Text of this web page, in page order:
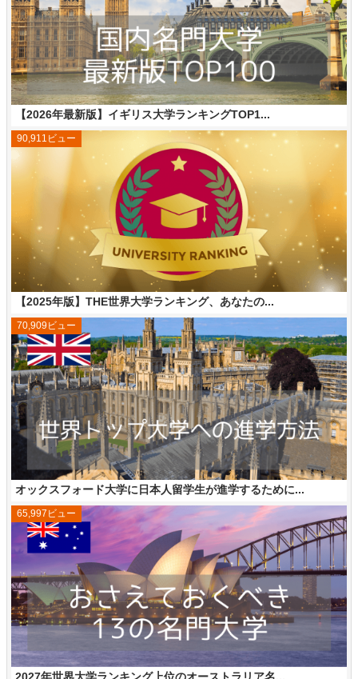
【2026年最新版】イギリス大学ランキングTOP1...
【2025年版】THE世界大学ランキング、あなたの...
90,911ビュー
オックスフォード大学に日本人留学生が進学するために...
70,909ビュー
65,997ビュー